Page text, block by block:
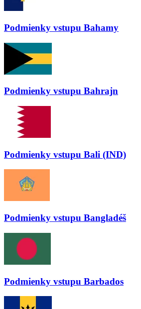
Podmienky vstupu Bahamy
Podmienky vstupu Bahrajn
Podmienky vstupu Bali (IND)
Podmienky vstupu Bangladéš
Podmienky vstupu Barbados